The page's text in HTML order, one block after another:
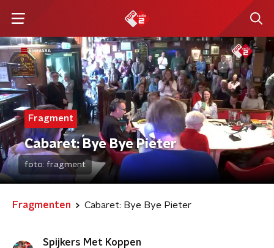
Fragment
Cabaret: Bye Bye Pieter
foto: fragment
Fragmenten Cabaret: Bye Bye Pieter
Spijkers Met Koppen